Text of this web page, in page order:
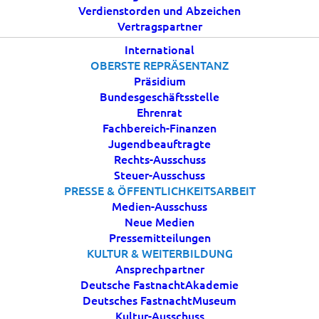
Verdienstorden und Abzeichen
Vertragspartner
International
OBERSTE REPRÄSENTANZ
Präsidium
Bundesgeschäftsstelle
Ehrenrat
Fachbereich-Finanzen
Jugendbeauftragte
Rechts-Ausschuss
Steuer-Ausschuss
PRESSE & ÖFFENTLICHKEITSARBEIT
Medien-Ausschuss
Neue Medien
Pressemitteilungen
KULTUR & WEITERBILDUNG
Ansprechpartner
Deutsche FastnachtAkademie
Deutsches FastnachtMuseum
Kultur-Ausschuss
klare Botschaften
7 JUNI, 2026 | INAKTUELLES | BYESTROEBEL
Karneval ist weit mehr als bunte Kostüme, Musik
und ausgelassene Stimmung. Er kann laut sein,
kreativ, gesellschaftskritisch und manchmal auch
unbequem. Genau darüber spricht Jacques Tilly in
der dritten Folge des BDK-Podcasts „Konfetti im